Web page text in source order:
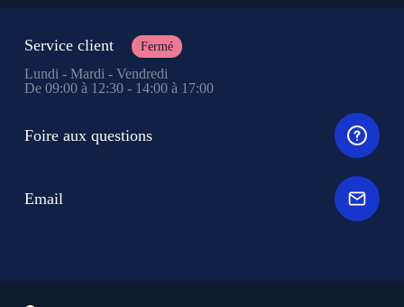
Service client Fermé
Lundi - Mardi - Vendredi
De 09:00 à 12:30 - 14:00 à 17:00
Foire aux questions
Email